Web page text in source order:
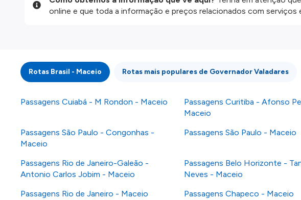
online e que toda a informação e preços relacionados com
Rotas Brasil - Maceio Rotas mais populares de Governador Valadares
Passagens Cuiabá - M Rondon - Maceio
Passagens Curitiba - Afonso
Maceio
Passagens São Paulo - Congonhas -
Maceio
Passagens São Paulo - Maceio
Passagens Rio de Janeiro-Galeão -
Antonio Carlos Jobim - Maceio
Passagens Belo Horizonte -
Neves - Maceio
Passagens Rio de Janeiro - Maceio Passagens Chapeco - Maceio